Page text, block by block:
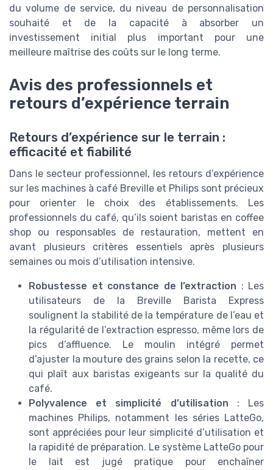
du volume de service, du niveau de personnalisation
souhaité et de la capacité à absorber un
investissement initial plus important pour une
meilleure maîtrise des coûts sur le long terme.
Avis des professionnels et
retours d’expérience terrain
Retours d’expérience sur le terrain :
efficacité et fiabilité
Dans le secteur professionnel, les retours d’expérience
sur les machines à café Breville et Philips sont précieux
pour orienter le choix des établissements. Les
professionnels du café, qu’ils soient baristas en coffee
shop ou responsables de restauration, mettent en
avant plusieurs critères essentiels après plusieurs
semaines ou mois d’utilisation intensive.
Robustesse et constance de l’extraction : Les
utilisateurs de la Breville Barista Express
soulignent la stabilité de la température de l’eau et
la régularité de l’extraction espresso, même lors de
pics d’affluence. Le moulin intégré permet
d’ajuster la mouture des grains selon la recette, ce
qui plaît aux baristas exigeants sur la qualité du
café.
Polyvalence et simplicité d’utilisation : Les
machines Philips, notamment les séries LatteGo,
sont appréciées pour leur simplicité d’utilisation et
la rapidité de préparation. Le système LatteGo pour
le lait est jugé pratique pour enchaîner